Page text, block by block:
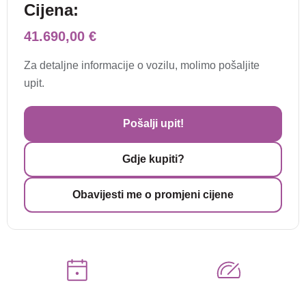
Cijena:
41.690,00 €
Za detaljne informacije o vozilu, molimo pošaljite
upit.
Pošalji upit!
Gdje kupiti?
Obavijesti me o promjeni cijene